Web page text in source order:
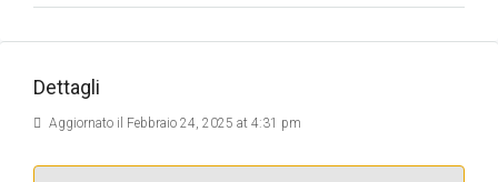
Dettagli
Aggiornato il Febbraio 24, 2025 at 4:31 pm